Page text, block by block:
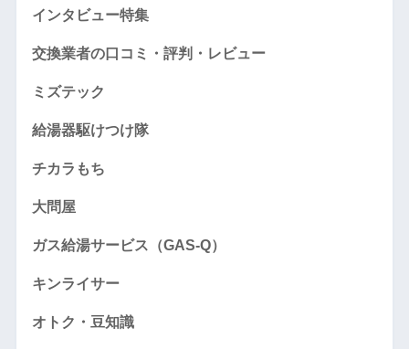
インタビュー特集
交換業者の口コミ・評判・レビュー
ミズテック
給湯器駆けつけ隊
チカラもち
大問屋
ガス給湯サービス（GAS-Q）
キンライサー
オトク・豆知識